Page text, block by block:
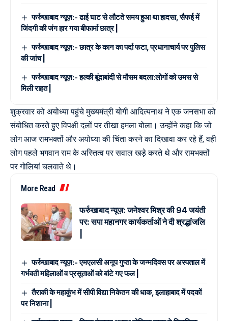
फर्रुखाबाद न्यूज़:- ढाई घाट से लौटते समय हुआ था हादसा, सैफई में
जिंदगी की जंग हार गया बीफार्मा छात्र |
फर्रुखाबाद न्यूज़:- छात्र के कान का पर्दा फटा, प्रधानाचार्य पर पुलिस
की जांच |
फर्रुखाबाद न्यूज़:- हल्की बूंदाबांदी से मौसम बदला:लोगों को उमस से
मिली राहत |
शुक्रवार को अयोध्या पहुंचे मुख्यमंत्री योगी आदित्यनाथ ने एक जनसभा को
संबोधित करते हुए विपक्षी दलों पर तीखा हमला बोला। उन्होंने कहा कि जो
लोग आज रामभक्तों और अयोध्या की चिंता करने का दिखावा कर रहे हैं, वही
लोग पहले भगवान राम के अस्तित्व पर सवाल खड़े करते थे और रामभक्तों
पर गोलियां चलवाते थे।
More Read
फर्रुखाबाद न्यूज़: जनेश्वर मिश्र की 94 जयंती
पर: सपा महानगर कार्यकर्ताओं ने दी श्रद्धांजलि
फर्रुखाबाद न्यूज़:- एमएलसी अनूप गुप्ता के जन्मदिवस पर अस्पताल में
गर्भवती महिलाओं व प्रसूताओं को बांटे गए फल |
तैराकी के महाकुंभ में सीपी विद्या निकेतन की धाक, इलाहाबाद में पदकों
पर निशाना |